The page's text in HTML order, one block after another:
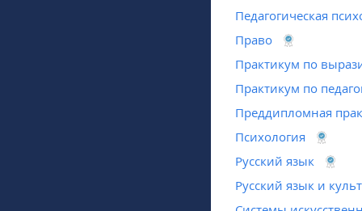
Педагогическая
Право
Практикум по
Практикум по
Преддипломная
Психология
Русский язык
Русский язык и